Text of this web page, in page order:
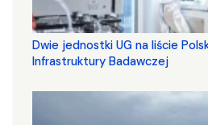
Dwie jednostki UG na liście
Infrastruktury Badawczej